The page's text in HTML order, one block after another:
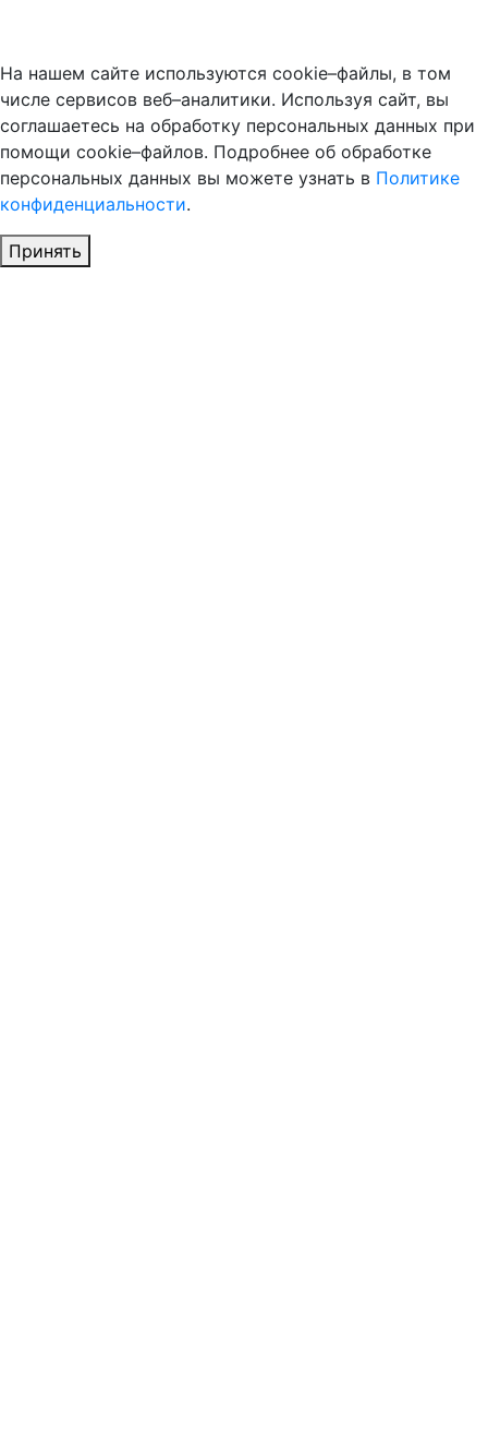
На нашем сайте используются cookie–файлы, в том
числе сервисов веб–аналитики. Используя сайт, вы
соглашаетесь на обработку персональных данных при
помощи cookie–файлов. Подробнее об обработке
персональных данных вы можете узнать в Политике
конфиденциальности.
Принять